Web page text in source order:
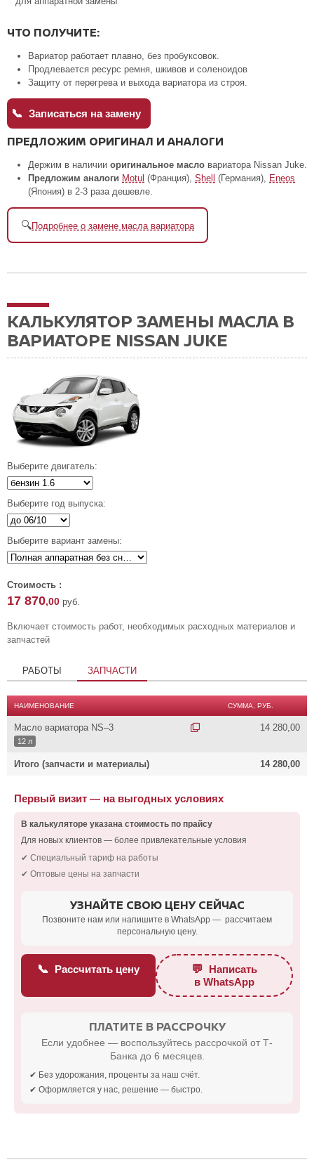
ЧТО ПОЛУЧИТЕ:
Вариатор работает плавно, без пробуксовок.
Продлевается ресурс ремня, шкивов и соленоидов
Защиту от перегрева и выхода вариатора из строя.
📞 Записаться на замену
ПРЕДЛОЖИМ ОРИГИНАЛ И АНАЛОГИ
Держим в наличии оригинальное масло вариатора Nissan Juke.
Предложим аналоги Motul (Франция), Shell (Германия), Eneos
(Япония) в 2-3 раза дешевле.
🔍Подробнее о замене масла вариатора
КАЛЬКУЛЯТОР ЗАМЕНЫ МАСЛА В
ВАРИАТОРЕ NISSAN JUKE
Выберите двигатель:
Выберите год выпуска:
Выберите вариант замены:
Стоимость :
17 870,00 руб.
Включает стоимость работ, необходимых расходных материалов и
запчастей
РАБОТЫ ЗАПЧАСТИ
НАИМЕНОВАНИЕ СУММА, РУБ.
Масло вариатора NS–3
12 л
14 280,00
Итого (запчасти и материалы) 14 280,00
Первый визит — на выгодных условиях
В калькуляторе указана стоимость по прайсу
Для новых клиентов — более привлекательные условия
✔ Специальный тариф на работы
✔ Оптовые цены на запчасти
УЗНАЙТЕ СВОЮ ЦЕНУ СЕЙЧАС
Позвоните нам или напишите в WhatsApp — рассчитаем
персональную цену.
📞 Рассчитать цену 💬 Написать
в WhatsApp
ПЛАТИТЕ В РАССРОЧКУ
Если удобнее — воспользуйтесь рассрочкой от Т-
Банка до 6 месяцев.
✔ Без удорожания, проценты за наш счёт.
✔ Оформляется у нас, решение — быстро.